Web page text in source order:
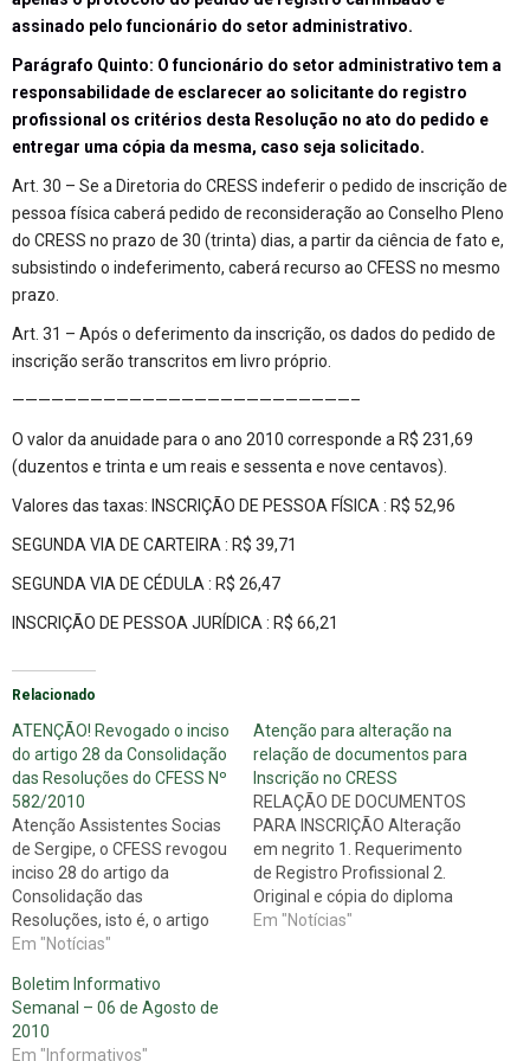
assinado pelo funcionário do setor administrativo.
Parágrafo Quinto: O funcionário do setor administrativo tem a
responsabilidade de esclarecer ao solicitante do registro
profissional os critérios desta Resolução no ato do pedido e
entregar uma cópia da mesma, caso seja solicitado.
Art. 30 – Se a Diretoria do CRESS indeferir o pedido de inscrição de
pessoa física caberá pedido de reconsideração ao Conselho Pleno
do CRESS no prazo de 30 (trinta) dias, a partir da ciência de fato e,
subsistindo o indeferimento, caberá recurso ao CFESS no mesmo
prazo.
Art. 31 – Após o deferimento da inscrição, os dados do pedido de
inscrição serão transcritos em livro próprio.
——————————————————————————–
O valor da anuidade para o ano 2010 corresponde a R$ 231,69
(duzentos e trinta e um reais e sessenta e nove centavos).
Valores das taxas: INSCRIÇÃO DE PESSOA FÍSICA : R$ 52,96
SEGUNDA VIA DE CARTEIRA : R$ 39,71
SEGUNDA VIA DE CÉDULA : R$ 26,47
INSCRIÇÃO DE PESSOA JURÍDICA : R$ 66,21
Relacionado
ATENÇÃO! Revogado o inciso
do artigo 28 da Consolidação
das Resoluções do CFESS Nº
582/2010
Atenção Assistentes Socias
de Sergipe, o CFESS revogou
inciso 28 do artigo da
Consolidação das
Resoluções, isto é, o artigo
que diz respeito aos
PARA INSCRIÇÃO NOS
CRESS'S. Leia abaixo a
publicação no Diário Oficial e
Em "Notícias"
Atenção para alteração na
relação de documentos para
Inscrição no CRESS
RELAÇÃO DE DOCUMENTOS
PARA INSCRIÇÃO Alteração
em negrito 1. Requerimento
de Registro Profissional 2.
Original e cópia do diploma
de Bacharel em curso de
Em "Notícias"
Boletim Informativo
Semanal – 06 de Agosto de
2010
Em "Informativos"